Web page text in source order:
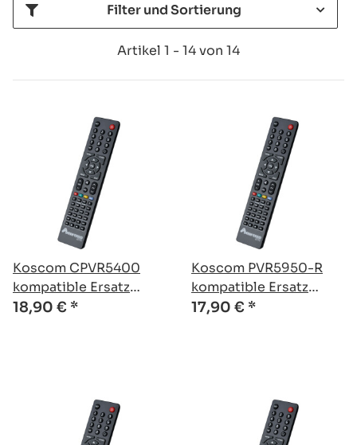
Filter und Sortierung
Artikel 1 - 14 von 14
Koscom CPVR5400
kompatible Ersatz
Fernbedienung
18,90 € *
Koscom PVR5950-R
kompatible Ersatz
Fernbedienung
17,90 € *